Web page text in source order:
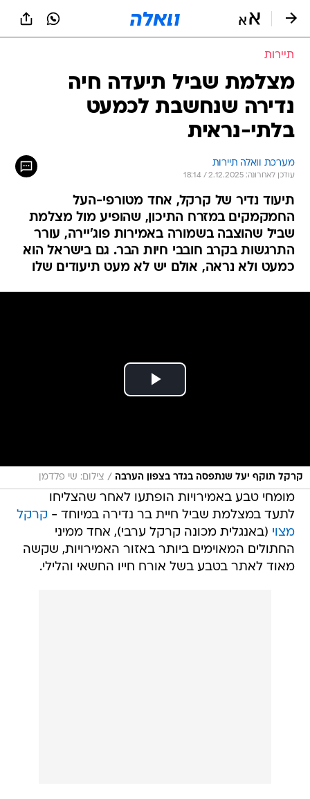
תיירות
מצלמת שביל תיעדה חיה
נדירה שנחשבת לכמעט
בלתי-נראית
מערכת וואלה תיירות
עודכן לאחרונה: 2.12.2025 / 18:14
תיעוד נדיר של קרקל, אחד מטורפי-העל
החמקמקים במזרח התיכון, שהופיע מול מצלמת
שביל שהוצבה בשמורה באמירות פוג'יירה, עורר
התרגשות בקרב חובבי חיות הבר. גם בישראל הוא
כמעט ולא נראה, אולם יש לא מעט תיעודים שלו
קרקל תוקף יעל שנתפסה בגדר בצפון הערבה / צילום: שי פלדמן
מומחי טבע באמירויות הופתעו לאחר שהצליחו
לתעד במצלמת שביל חיית בר נדירה במיוחד - קרקל
מצוי (באנגלית מכונה קרקל ערבי), אחד ממיני
החתולים המאוימים ביותר באזור האמירויות, שקשה
מאוד לאתר בטבע בשל אורח חייו החשאי והלילי.